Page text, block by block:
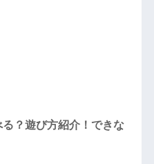
？遊び方紹介！できな